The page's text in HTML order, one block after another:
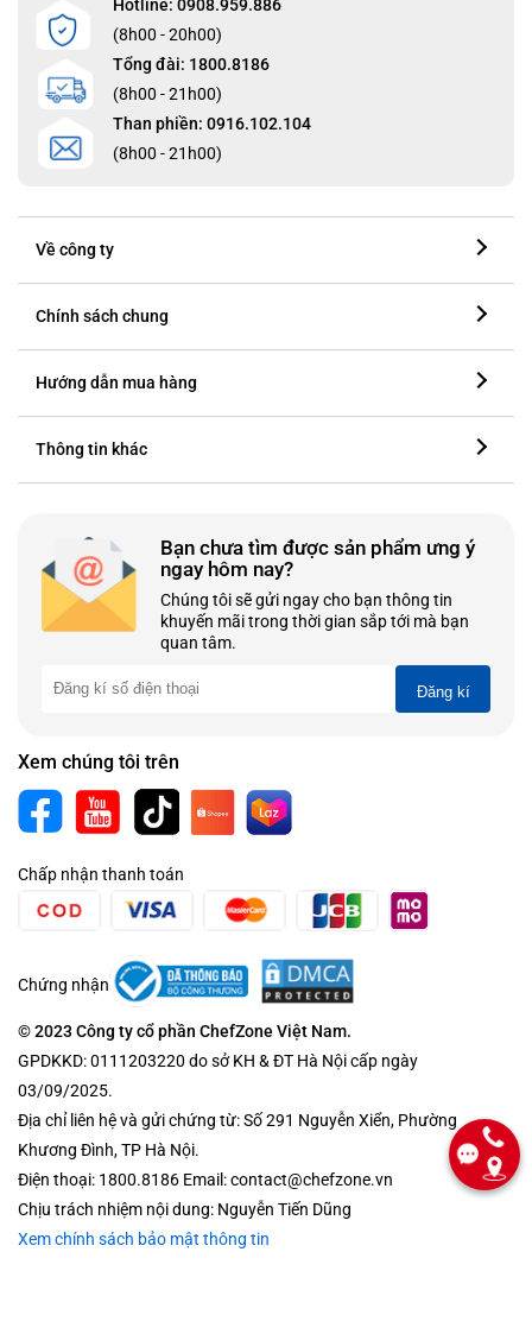
Hotline: 0908.959.886
(8h00 - 20h00)
Tổng đài: 1800.8186
(8h00 - 21h00)
Than phiền: 0916.102.104
(8h00 - 21h00)
Về công ty
Chính sách chung
Hướng dẫn mua hàng
Thông tin khác
Bạn chưa tìm được sản phẩm ưng ý
ngay hôm nay?
Chúng tôi sẽ gửi ngay cho bạn thông tin
khuyến mãi trong thời gian sắp tới mà bạn
quan tâm.
Đăng kí
Xem chúng tôi trên
Chấp nhận thanh toán
Chứng nhận
© 2023 Công ty cổ phần ChefZone Việt Nam.
GPDKKD: 0111203220 do sở KH & ĐT Hà Nội cấp ngày
03/09/2025.
Địa chỉ liên hệ và gửi chứng từ: Số 291 Nguyễn Xiển, Phường
Khương Đình, TP Hà Nội.
Điện thoại: 1800.8186 Email: contact@chefzone.vn
Chịu trách nhiệm nội dung: Nguyễn Tiến Dũng
Xem chính sách bảo mật thông tin